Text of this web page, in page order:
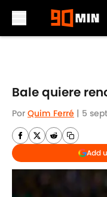
Bale quiere
Por Quim Ferré | 5
Add